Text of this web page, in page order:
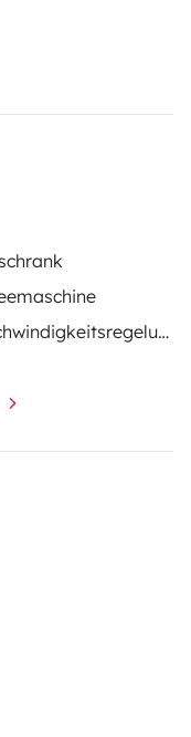
Geschwindigkeitsregelung